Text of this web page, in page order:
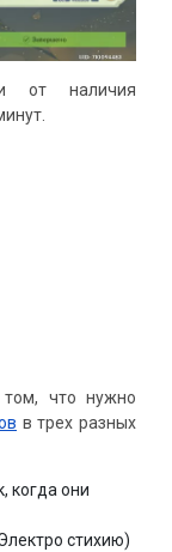
от наличия
том, что нужно
в трех разных
когда они
стихию)